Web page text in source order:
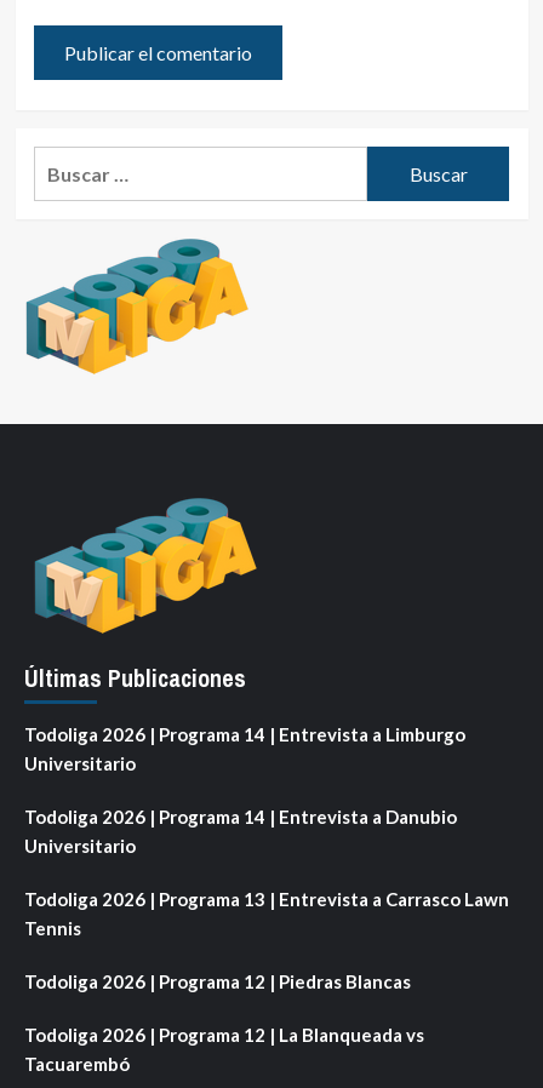
Últimas Publicaciones
Todoliga 2026 | Programa 14 | Entrevista a Limburgo
Universitario
Todoliga 2026 | Programa 14 | Entrevista a Danubio
Universitario
Todoliga 2026 | Programa 13 | Entrevista a Carrasco Lawn
Tennis
Todoliga 2026 | Programa 12 | Piedras Blancas
Todoliga 2026 | Programa 12 | La Blanqueada vs
Tacuarembó